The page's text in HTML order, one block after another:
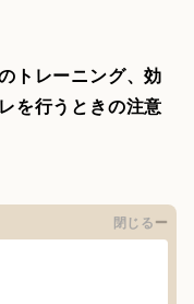
トレーニング、効
を行うときの注意
閉じる